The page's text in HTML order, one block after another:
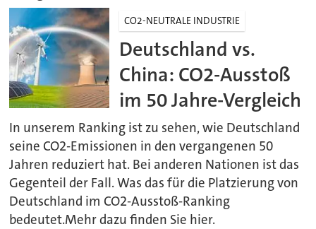
CO2-NEUTRALE INDUSTRIE
Deutschland vs.
China: CO2-Ausstoß
im 50 Jahre-Vergleich
In unserem Ranking ist zu sehen, wie Deutschland
seine CO2-Emissionen in den vergangenen 50
Jahren reduziert hat. Bei anderen Nationen ist das
Gegenteil der Fall. Was das für die Platzierung von
Deutschland im CO2-Ausstoß-Ranking
bedeutet.Mehr dazu finden Sie hier.